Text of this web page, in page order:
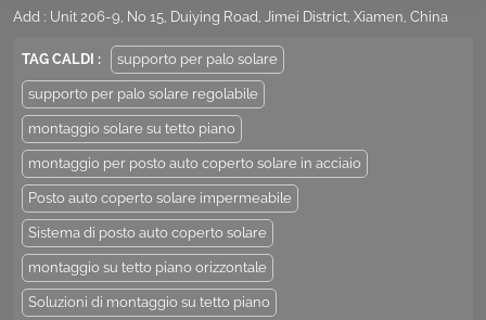
Add : Unit 206-9, No 15, Duiying Road, Jimei District, Xiamen, China
TAG CALDI : supporto per palo solare
supporto per palo solare regolabile
montaggio solare su tetto piano
montaggio per posto auto coperto solare in acciaio
Posto auto coperto solare impermeabile
Sistema di posto auto coperto solare
montaggio su tetto piano orizzontale
Soluzioni di montaggio su tetto piano